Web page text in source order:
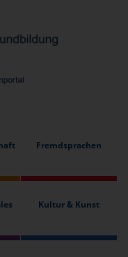
Fremdsprachen
Kultur & Kunst